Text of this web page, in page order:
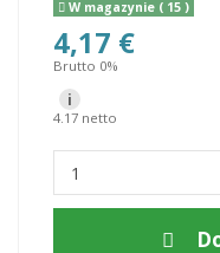
W magazynie ( 15 )
4,17 €
Brutto 0%
i
4.17 netto